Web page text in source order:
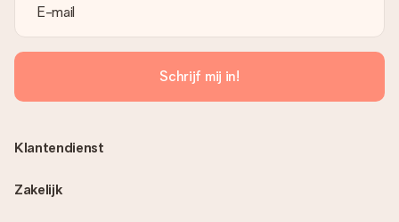
Schrijf mij in!
Klantendienst
Zakelijk